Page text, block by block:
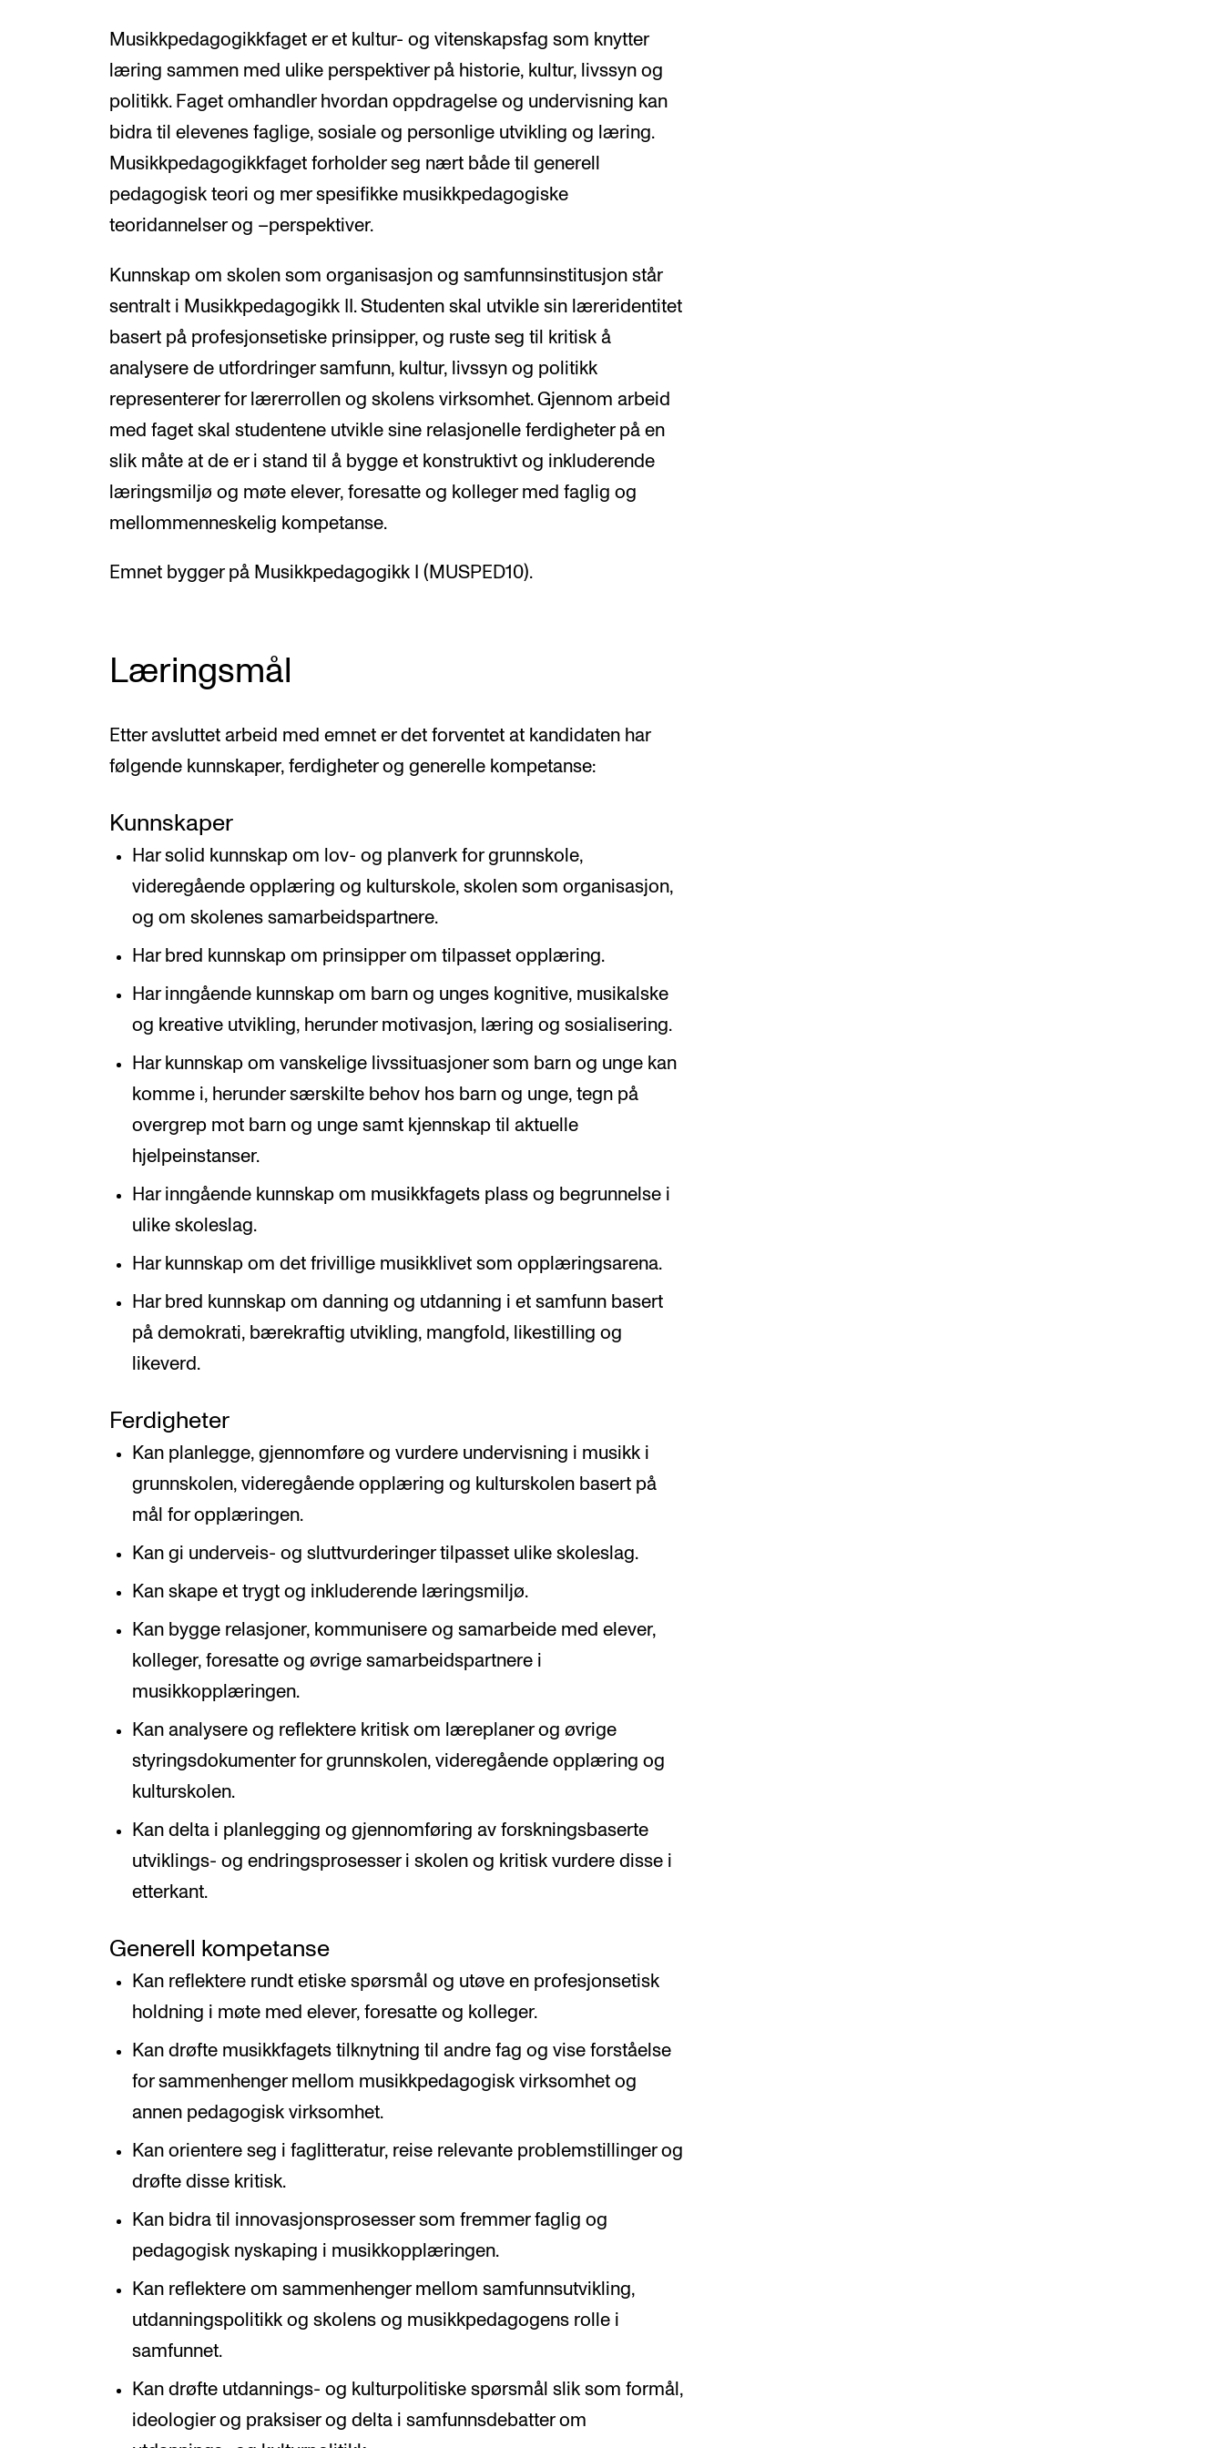
Musikkpedagogikkfaget er et kultur- og vitenskapsfag som knytter
læring sammen med ulike perspektiver på historie, kultur, livssyn og
politikk. Faget omhandler hvordan oppdragelse og undervisning kan
bidra til elevenes faglige, sosiale og personlige utvikling og læring.
Musikkpedagogikkfaget forholder seg nært både til generell
pedagogisk teori og mer spesifikke musikkpedagogiske
teoridannelser og –perspektiver.
Kunnskap om skolen som organisasjon og samfunnsinstitusjon står
sentralt i Musikkpedagogikk II. Studenten skal utvikle sin læreridentitet
basert på profesjonsetiske prinsipper, og ruste seg til kritisk å
analysere de utfordringer samfunn, kultur, livssyn og politikk
representerer for lærerrollen og skolens virksomhet. Gjennom arbeid
med faget skal studentene utvikle sine relasjonelle ferdigheter på en
slik måte at de er i stand til å bygge et konstruktivt og inkluderende
læringsmiljø og møte elever, foresatte og kolleger med faglig og
mellommenneskelig kompetanse.
Emnet bygger på Musikkpedagogikk I (MUSPED10).
Læringsmål
Etter avsluttet arbeid med emnet er det forventet at kandidaten har
følgende kunnskaper, ferdigheter og generelle kompetanse:
Kunnskaper
Har solid kunnskap om lov- og planverk for grunnskole,
videregående opplæring og kulturskole, skolen som organisasjon,
og om skolenes samarbeidspartnere.
Har bred kunnskap om prinsipper om tilpasset opplæring.
Har inngående kunnskap om barn og unges kognitive, musikalske
og kreative utvikling, herunder motivasjon, læring og sosialisering.
Har kunnskap om vanskelige livssituasjoner som barn og unge kan
komme i, herunder særskilte behov hos barn og unge, tegn på
overgrep mot barn og unge samt kjennskap til aktuelle
hjelpeinstanser.
Har inngående kunnskap om musikkfagets plass og begrunnelse i
ulike skoleslag.
Har kunnskap om det frivillige musikklivet som opplæringsarena.
Har bred kunnskap om danning og utdanning i et samfunn basert
på demokrati, bærekraftig utvikling, mangfold, likestilling og
likeverd.
Ferdigheter
Kan planlegge, gjennomføre og vurdere undervisning i musikk i
grunnskolen, videregående opplæring og kulturskolen basert på
mål for opplæringen.
Kan gi underveis- og sluttvurderinger tilpasset ulike skoleslag.
Kan skape et trygt og inkluderende læringsmiljø.
Kan bygge relasjoner, kommunisere og samarbeide med elever,
kolleger, foresatte og øvrige samarbeidspartnere i
musikkopplæringen.
Kan analysere og reflektere kritisk om læreplaner og øvrige
styringsdokumenter for grunnskolen, videregående opplæring og
kulturskolen.
Kan delta i planlegging og gjennomføring av forskningsbaserte
utviklings- og endringsprosesser i skolen og kritisk vurdere disse i
etterkant.
Generell kompetanse
Kan reflektere rundt etiske spørsmål og utøve en profesjonsetisk
holdning i møte med elever, foresatte og kolleger.
Kan drøfte musikkfagets tilknytning til andre fag og vise forståelse
for sammenhenger mellom musikkpedagogisk virksomhet og
annen pedagogisk virksomhet.
Kan orientere seg i faglitteratur, reise relevante problemstillinger og
drøfte disse kritisk.
Kan bidra til innovasjonsprosesser som fremmer faglig og
pedagogisk nyskaping i musikkopplæringen.
Kan reflektere om sammenhenger mellom samfunnsutvikling,
utdanningspolitikk og skolens og musikkpedagogens rolle i
samfunnet.
Kan drøfte utdannings- og kulturpolitiske spørsmål slik som formål,
ideologier og praksiser og delta i samfunnsdebatter om